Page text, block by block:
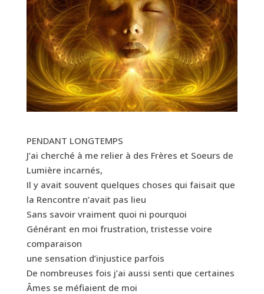
PENDANT LONGTEMPS
J’ai cherché à me relier à des Frères et Soeurs de
Lumière incarnés,
Il y avait souvent quelques choses qui faisait que
la Rencontre n’avait pas lieu
Sans savoir vraiment quoi ni pourquoi
Générant en moi frustration, tristesse voire
comparaison
une sensation d’injustice parfois
De nombreuses fois j’ai aussi senti que certaines
Âmes se méfiaient de moi